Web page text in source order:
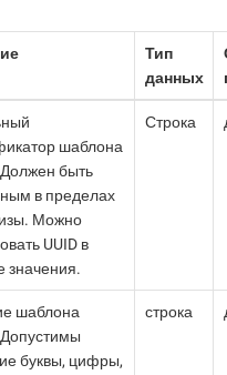
Тип
данных
шаблона
быть
в пределах
Можно
UUID в
значения.
Строка
шаблона
буквы, цифры,
строка